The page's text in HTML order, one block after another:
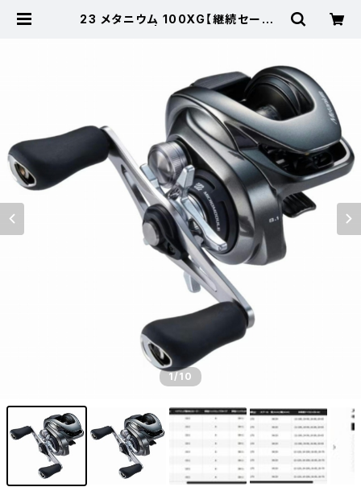
23 メタニウム 100XG【継続セール_
1/10